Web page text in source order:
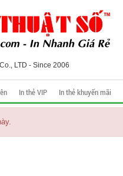
LTD - Since 2006
In thẻ VIP In thẻ khuyến mãi